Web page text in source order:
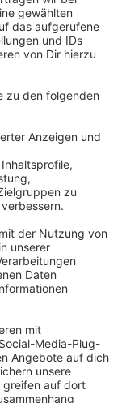
sagt
Borken-
auch bei
oder sogar
Lippe hat
Deutschen
Welche
sich
ein Sprecher
Der
worden.
damit die
müssen. Im
eingeführt